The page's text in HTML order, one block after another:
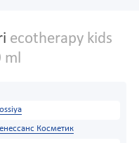
ecotherapy kids
ml
Косметик